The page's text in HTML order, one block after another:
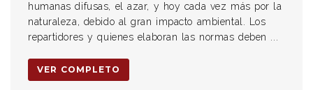
humanas difusas, el azar, y hoy cada vez más por la
naturaleza, debido al gran impacto ambiental. Los
repartidores y quienes elaboran las normas deben ...
VER COMPLETO